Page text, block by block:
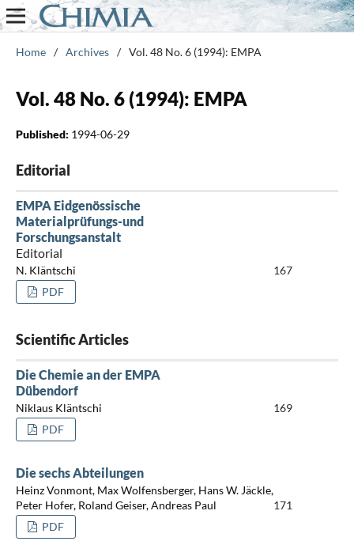
Home / Archives / Vol. 48 No. 6 (1994): EMPA
Vol. 48 No. 6 (1994): EMPA
Published: 1994-06-29
Editorial
EMPA Eidgenössische
Materialprüfungs-und
Forschungsanstalt
Editorial
N. Kläntschi
167
PDF
Scientific Articles
Die Chemie an der EMPA
Dübendorf
Niklaus Kläntschi
169
PDF
Die sechs Abteilungen
Heinz Vonmont, Max Wolfensberger, Hans W. Jäckle,
Peter Hofer, Roland Geiser, Andreas Paul
171
PDF